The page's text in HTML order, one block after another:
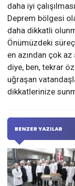
daha iyi
Deprem bölgesi
daha dikkatli
Önümüzdeki
en azından çok
diye, ben, tekrar
uğraşan
dikkatlerinize
BENZER YAZILAR